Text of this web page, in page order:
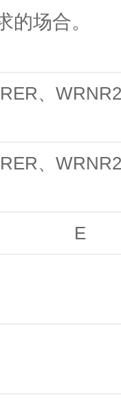
的场合。
、
、
E